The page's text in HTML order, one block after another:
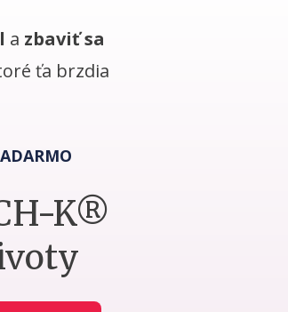
a zbaviť sa
ťa brzdia
K®